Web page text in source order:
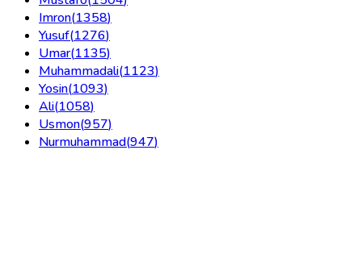
Imron(1358)
Yusuf(1276)
Umar(1135)
Muhammadali(1123)
Yosin(1093)
Ali(1058)
Usmon(957)
Nurmuhammad(947)